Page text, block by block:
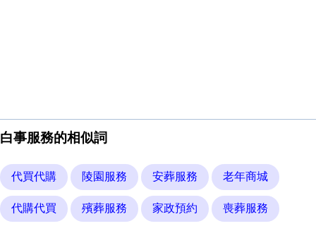
白事服務的相似詞
代買代購 陵園服務 安葬服務 老年商城
代購代買 殯葬服務 家政預約 喪葬服務